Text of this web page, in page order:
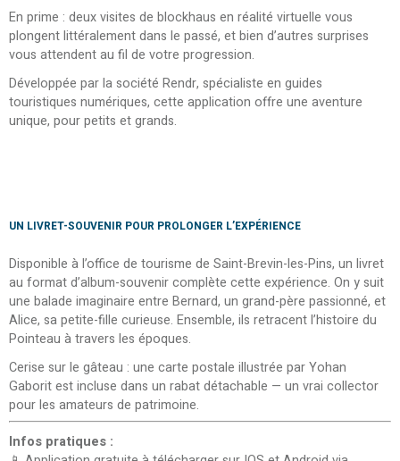
En prime : deux visites de blockhaus en réalité virtuelle vous
plongent littéralement dans le passé, et bien d’autres surprises
vous attendent au fil de votre progression.
Développée par la société Rendr, spécialiste en guides
touristiques numériques, cette application offre une aventure
unique, pour petits et grands.
UN LIVRET-SOUVENIR POUR PROLONGER L’EXPÉRIENCE
Disponible à l’office de tourisme de Saint-Brevin-les-Pins, un livret
au format d’album-souvenir complète cette expérience. On y suit
une balade imaginaire entre Bernard, un grand-père passionné, et
Alice, sa petite-fille curieuse. Ensemble, ils retracent l’histoire du
Pointeau à travers les époques.
Cerise sur le gâteau : une carte postale illustrée par Yohan
Gaborit est incluse dans un rabat détachable — un vrai collector
pour les amateurs de patrimoine.
Infos pratiques :